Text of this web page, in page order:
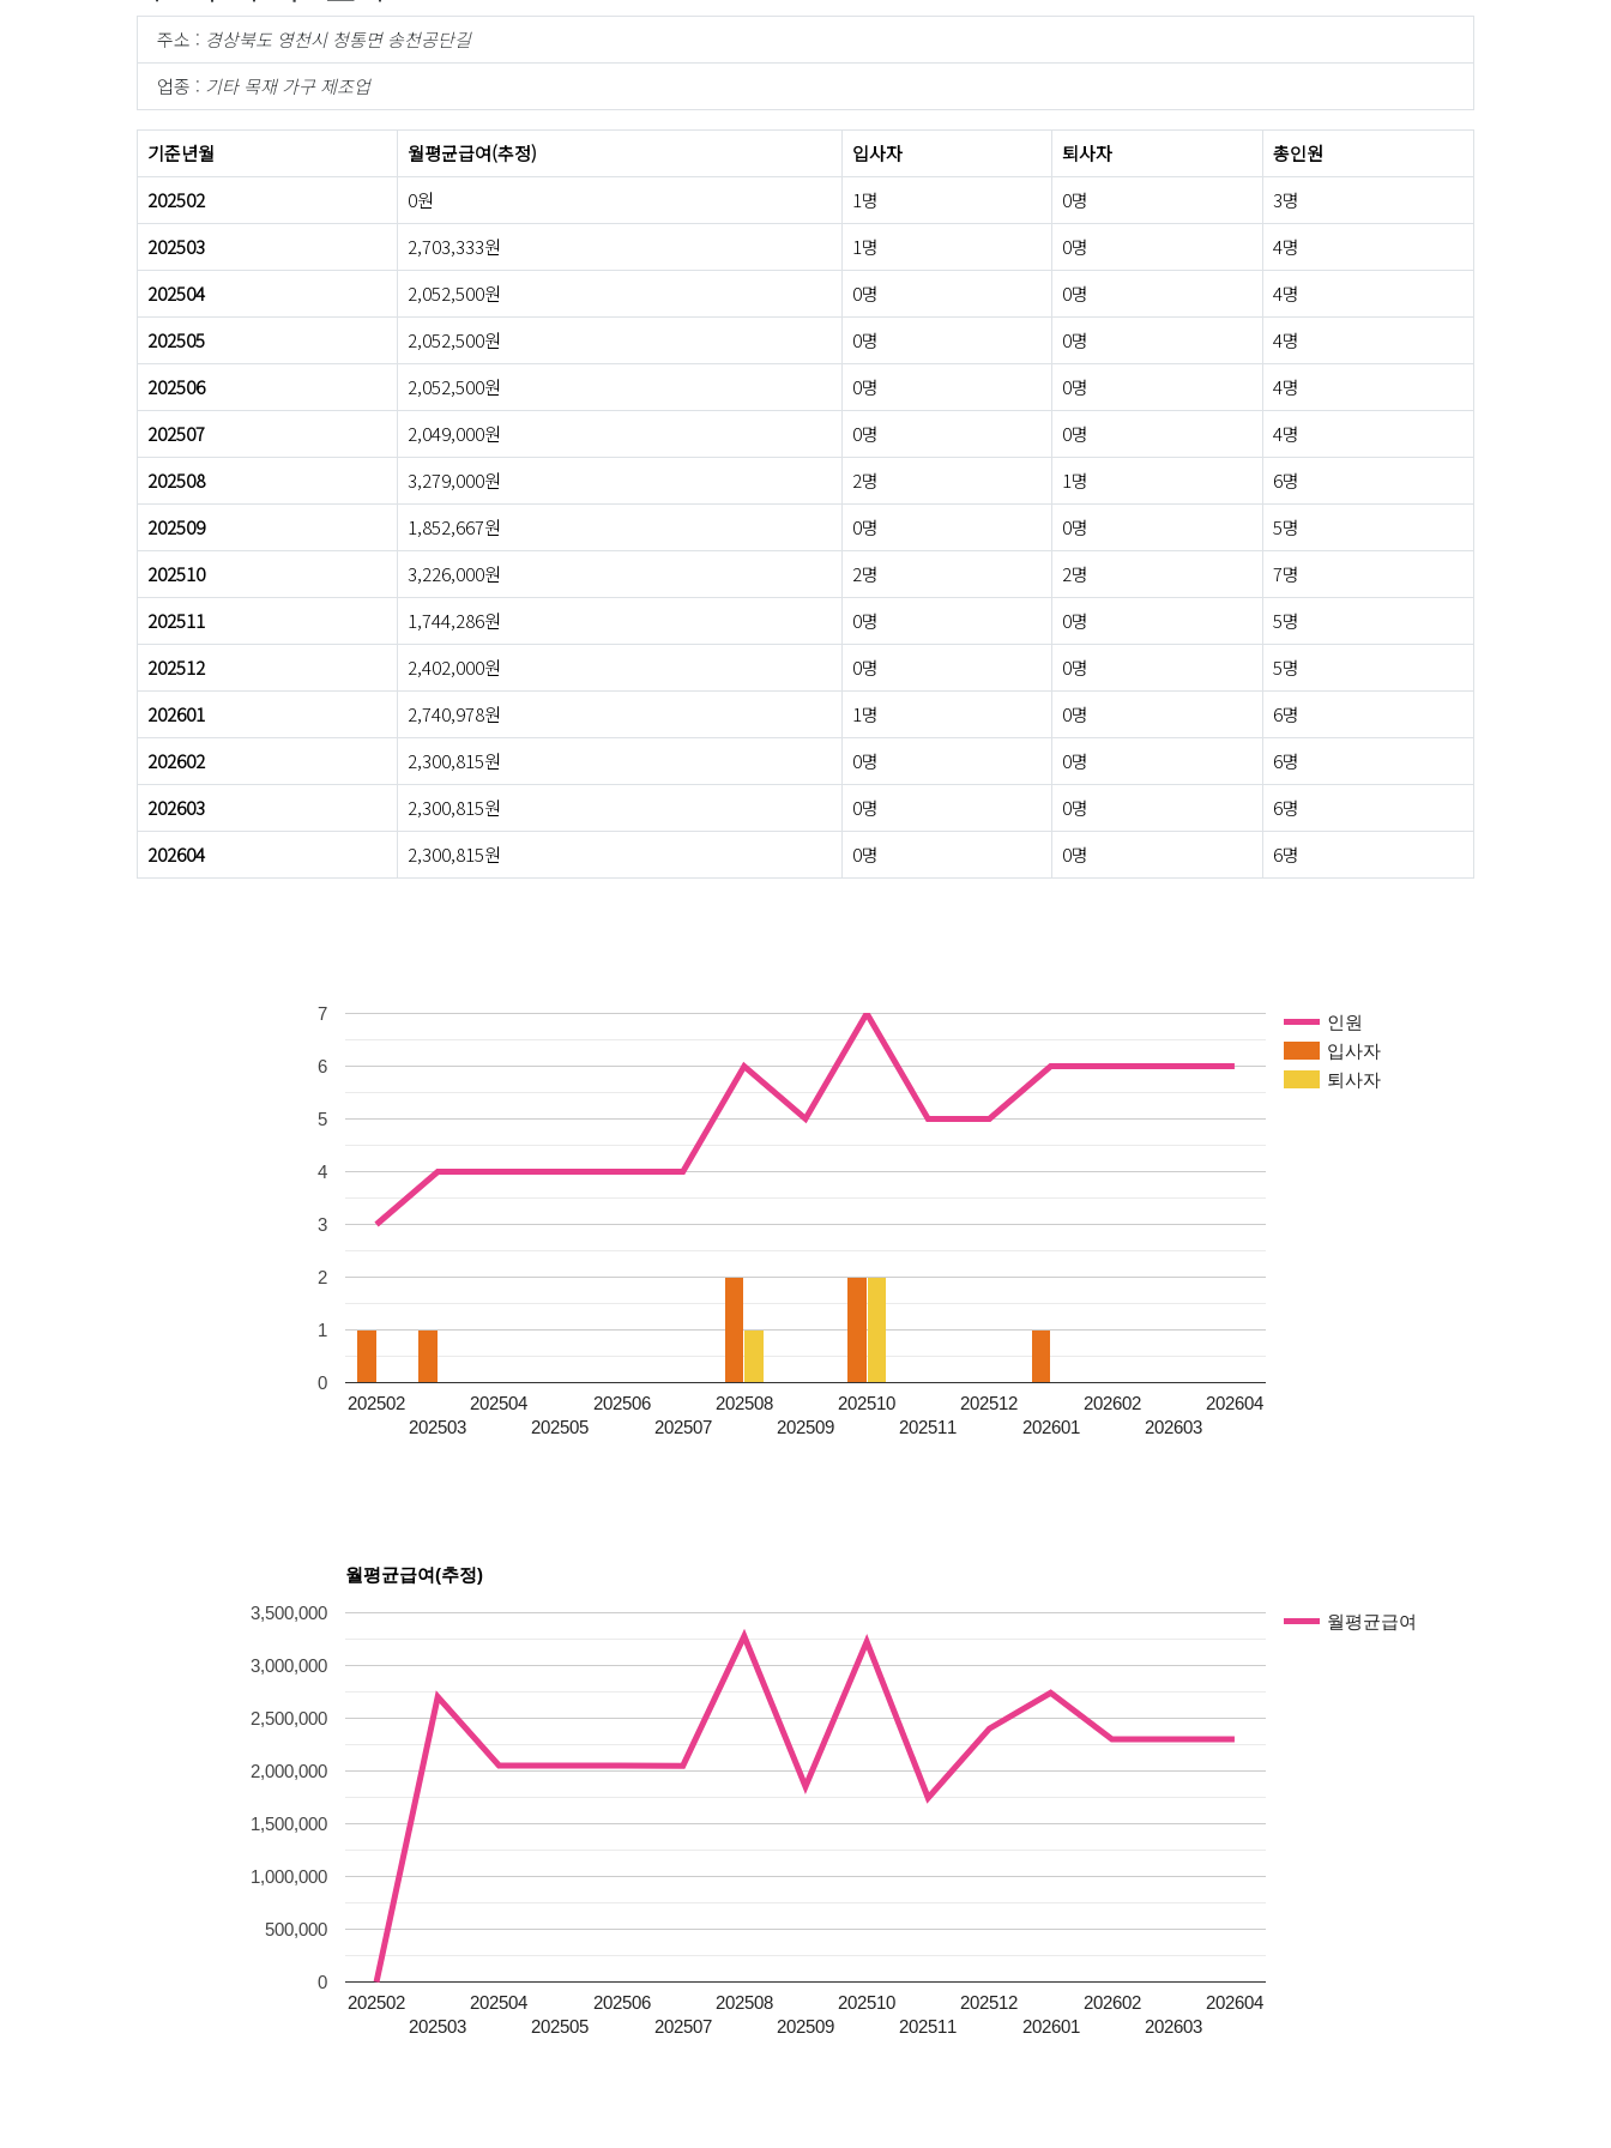
주소 : 경상북도 영천시 청통면 송천공단길
업종 : 기타 목재 가구 제조업
기준년월 월평균급여(추정) 입사자 퇴사자
총인원
202502
0원 1명 0명
3명
202503
2,703,333원 1명 0명
4명
202504
2,052,500원 0명 0명
4명
202505
2,052,500원 0명 0명
4명
202506
2,052,500원 0명 0명
4명
202507
2,049,000원 0명 0명
4명
202508
3,279,000원 2명 1명
6명
202509
1,852,667원 0명 0명
5명
202510
3,226,000원 2명 2명
7명
202511
1,744,286원 0명 0명
5명
202512
2,402,000원 0명 0명
5명
202601
2,740,978원 1명 0명
6명
202602
2,300,815원 0명 0명
6명
202603
2,300,815원 0명 0명
6명
202604
2,300,815원 0명 0명 6명
인원
입사자
퇴사자
202502
202503
202504
202505
202506
202507
202508
202509
202510
202511
202512
202601
202602
202603
202604
0
1
2
3
4
5
6
7
월평균급여(추정)
월평균급여
202502
202503
202504
202505
202506
202507
202508
202509
202510
202511
202512
202601
202602
202603
202604
0
500,000
1,000,000
1,500,000
2,000,000
2,500,000
3,000,000
3,500,000